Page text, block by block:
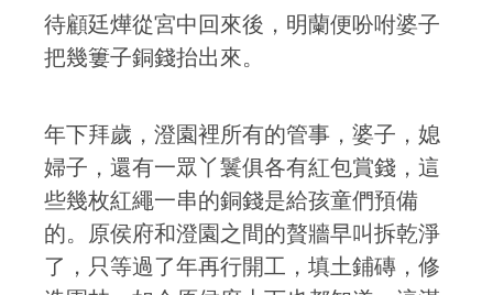
待顧廷燁從宮中回來後，明蘭便吩咐婆子
把幾簍子銅錢抬出來。
年下拜歲，澄園裡所有的管事，婆子，媳
婦子，還有一眾丫鬟俱各有紅包賞錢，這
些幾枚紅繩一串的銅錢是給孩童們預備
的。原侯府和澄園之間的贅牆早叫拆乾淨
了，只等過了年再行開工，填土鋪磚，修